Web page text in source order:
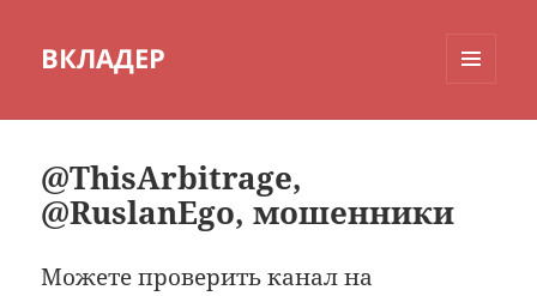
ВКЛАДЕР
@ThisArbitrage,
@RuslanEgo, мошенники
Можете проверить канал на